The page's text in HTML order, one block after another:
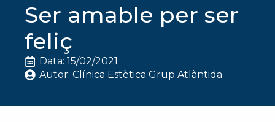
Ser amable per ser
feliç
Data: 15/02/2021
Autor: Clínica Estètica Grup Atlàntida